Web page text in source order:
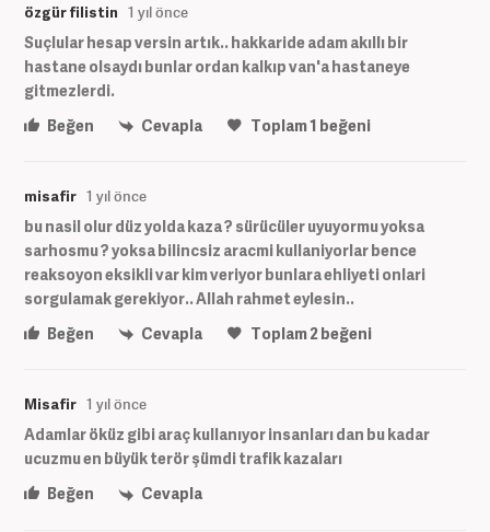
özgür filistin 1 yıl önce
Suçlular hesap versin artık.. hakkaride adam akıllı bir
hastane olsaydı bunlar ordan kalkıp van'a hastaneye
gitmezlerdi.
Beğen
Cevapla Toplam1 beğeni
misafir 1 yıl önce
bu nasil olur düz yolda kaza ? sürücüler uyuyormu yoksa
sarhosmu ? yoksa bilincsiz aracmi kullaniyorlar bence
reaksoyon eksikli var kim veriyor bunlara ehliyeti onlari
sorgulamak gerekiyor.. Allah rahmet eylesin..
Beğen
Cevapla Toplam2beğeni
Misafir 1 yıl önce
Adamlar öküz gibi araç kullanıyor insanları dan bu kadar
ucuzmu en büyük terör şümdi trafik kazaları
Beğen
Cevapla